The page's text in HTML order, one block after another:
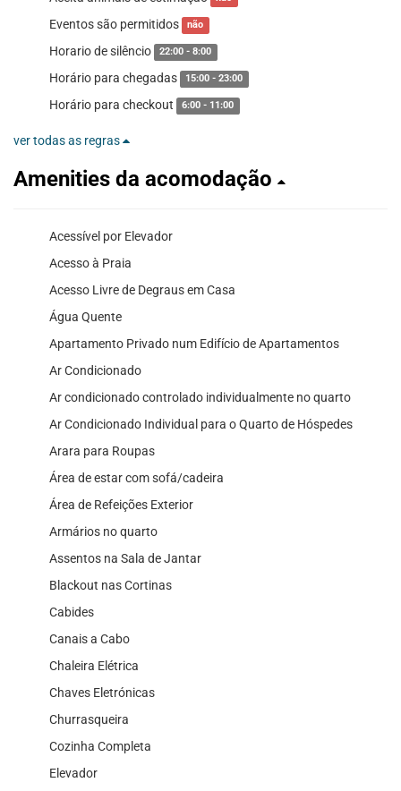
Eventos são permitidos não
Horario de silêncio 22:00 - 8:00
Horário para chegadas 15:00 - 23:00
Horário para checkout 6:00 - 11:00
ver todas as regras
Amenities da acomodação
Acessível por Elevador
Acesso à Praia
Acesso Livre de Degraus em Casa
Água Quente
Apartamento Privado num Edifício de Apartamentos
Ar Condicionado
Ar condicionado controlado individualmente no quarto
Ar Condicionado Individual para o Quarto de Hóspedes
Arara para Roupas
Área de estar com sofá/cadeira
Área de Refeições Exterior
Armários no quarto
Assentos na Sala de Jantar
Blackout nas Cortinas
Cabides
Canais a Cabo
Chaleira Elétrica
Chaves Eletrónicas
Churrasqueira
Cozinha Completa
Elevador